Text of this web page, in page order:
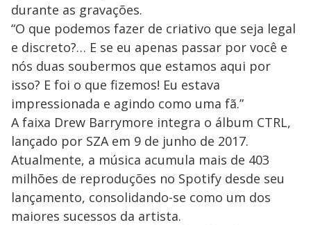
durante as gravações.
“O que podemos fazer de criativo que seja legal
e discreto?… E se eu apenas passar por você e
nós duas soubermos que estamos aqui por
isso? E foi o que fizemos! Eu estava
impressionada e agindo como uma fã.”
A faixa Drew Barrymore integra o álbum CTRL,
lançado por SZA em 9 de junho de 2017.
Atualmente, a música acumula mais de 403
milhões de reproduções no Spotify desde seu
lançamento, consolidando-se como um dos
maiores sucessos da artista.